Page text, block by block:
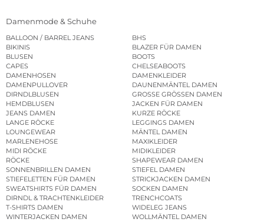
Damenmode & Schuhe
BALLOON / BARREL JEANS
BHS
BIKINIS
BLAZER FÜR DAMEN
BLUSEN
BOOTS
CAPES
CHELSEABOOTS
DAMENHOSEN
DAMENKLEIDER
DAMENPULLOVER
DAUNENMÄNTEL DAMEN
DIRNDLBLUSEN
GROSSE GRÖSSEN DAMEN
HEMDBLUSEN
JACKEN FÜR DAMEN
JEANS DAMEN
KURZE RÖCKE
LANGE RÖCKE
LEGGINGS DAMEN
LOUNGEWEAR
MÄNTEL DAMEN
MARLENEHOSE
MAXIKLEIDER
MIDI RÖCKE
MIDIKLEIDER
RÖCKE
SHAPEWEAR DAMEN
SONNENBRILLEN DAMEN
STIEFEL DAMEN
STIEFELETTEN FÜR DAMEN
STRICKJACKEN DAMEN
SWEATSHIRTS FÜR DAMEN
SOCKEN DAMEN
DIRNDL & TRACHTENKLEIDER
TRENCHCOATS
T-SHIRTS DAMEN
WIDELEG JEANS
WINTERJACKEN DAMEN
WOLLMÄNTEL DAMEN